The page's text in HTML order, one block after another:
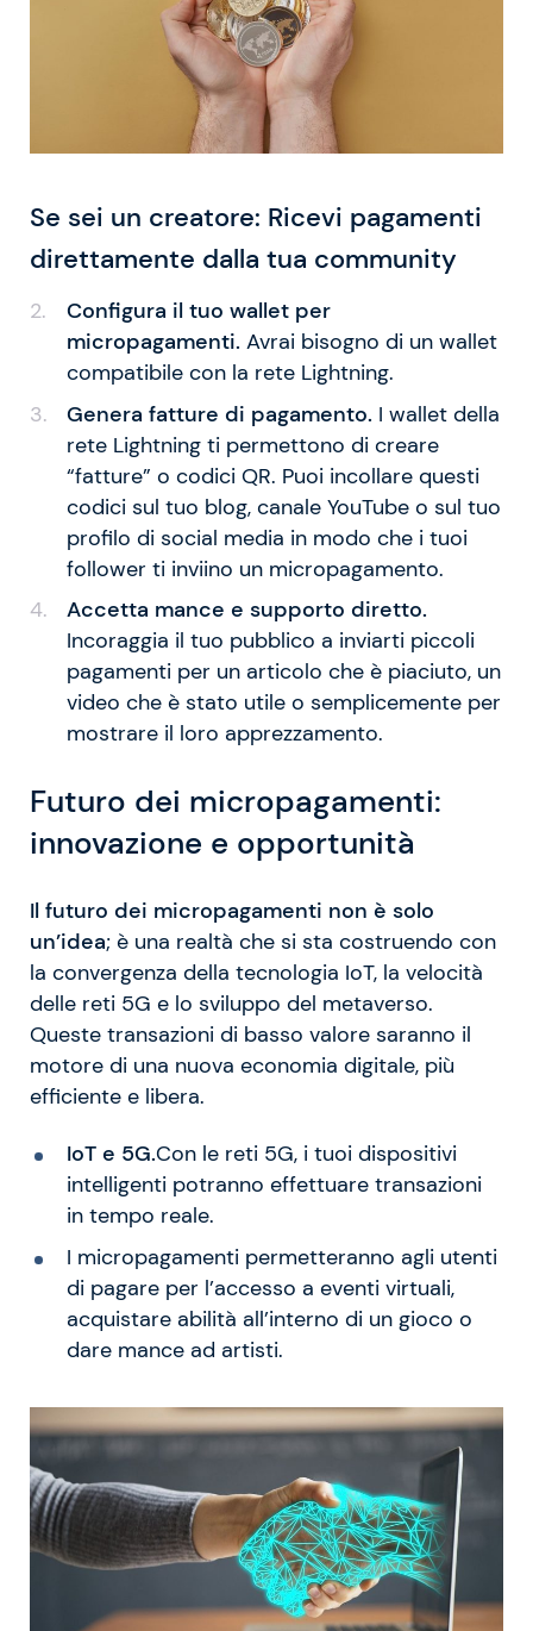
Se sei un creatore: Ricevi pagamenti
direttamente dalla tua community
Configura il tuo wallet per
micropagamenti. Avrai bisogno di un wallet
compatibile con la rete Lightning.
Genera fatture di pagamento. I wallet della
rete Lightning ti permettono di creare
“fatture” o codici QR. Puoi incollare questi
codici sul tuo blog, canale YouTube o sul tuo
profilo di social media in modo che i tuoi
follower ti inviino un micropagamento.
Accetta mance e supporto diretto.
Incoraggia il tuo pubblico a inviarti piccoli
pagamenti per un articolo che è piaciuto, un
video che è stato utile o semplicemente per
mostrare il loro apprezzamento.
Futuro dei micropagamenti:
innovazione e opportunità
Il futuro dei micropagamenti non è solo
un’idea; è una realtà che si sta costruendo con
la convergenza della tecnologia IoT, la velocità
delle reti 5G e lo sviluppo del metaverso.
Queste transazioni di basso valore saranno il
motore di una nuova economia digitale, più
efficiente e libera.
IoT e 5G.Con le reti 5G, i tuoi dispositivi
intelligenti potranno effettuare transazioni
in tempo reale.
I micropagamenti permetteranno agli utenti
di pagare per l’accesso a eventi virtuali,
acquistare abilità all’interno di un gioco o
dare mance ad artisti.